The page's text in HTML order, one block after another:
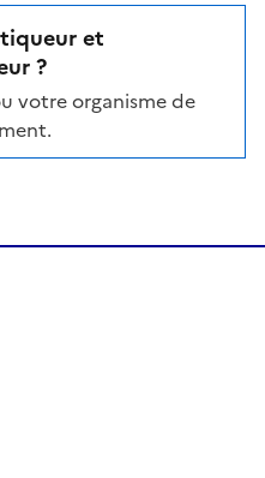
et
?
votre organisme de